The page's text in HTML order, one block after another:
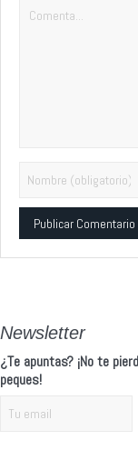
Newsletter
¿Te apuntas? ¡No te
peques!